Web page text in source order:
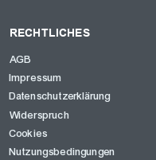
RECHTLICHES
AGB
Impressum
Datenschutzerklärung
Widerspruch
Cookies
Nutzungsbedingungen